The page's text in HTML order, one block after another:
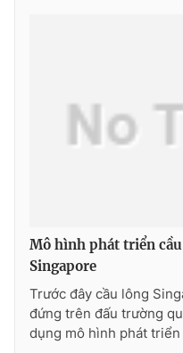
VTV Sức khoẻ
VTV4
VTV9
Liên hệ tòa soạn
Mô hình phát triển
Singapore
Trước đây cầu lông
đứng trên đấu trường
dụng mô hình phát